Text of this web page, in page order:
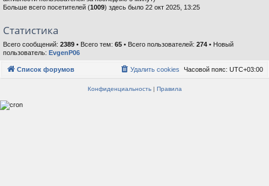
Больше всего посетителей (1009) здесь было 22 окт 2025, 13:25
Статистика
Всего сообщений: 2389 • Всего тем: 65 • Всего пользователей: 274 • Новый
пользователь: EvgenP06
Список форумов Часовой пояс: UTC+03:00
Удалить cookies
Конфиденциальность| Правила